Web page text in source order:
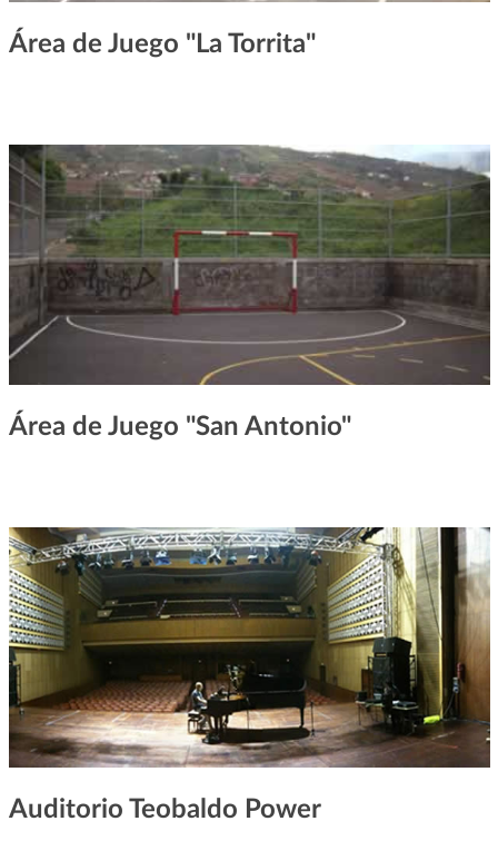
Área de Juego "La Torrita"
Área de Juego "San Antonio"
Auditorio Teobaldo Power